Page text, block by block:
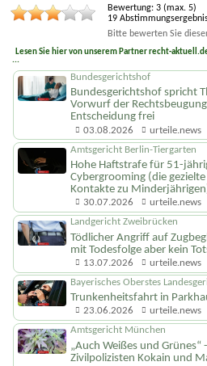
Bewertung:3(max.5)
19
Lesen Sie hier von unserem Partner recht-
...
Bundesgerichtshof
Bundesgerichtshof spricht
Vorwurf der Rechtsbeugung
Entscheidung frei
03.08.2026 urteile.news
Amtsgericht Berlin-Tiergarten
Hohe Haftstrafe für 51-
Cybergrooming (die gezielte
Kontakte zu Minderjährigen)
30.07.2026 urteile.news
Landgericht Zweibrücken
Tödlicher Angriff auf
mit Todesfolge aber kein
13.07.2026 urteile.news
Bayerisches Oberstes
Trunkenheitsfahrt in
23.06.2026 urteile.news
Amtsgericht München
„Auch Weißes und Grünes“